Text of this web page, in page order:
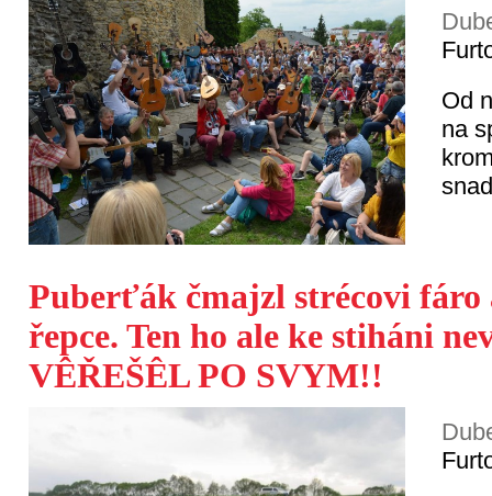
Od
na
Puberťák čmajzl strécovi fáro
řepce. Ten ho ale ke stiháni
VÊŘEŠÊL PO SVYM!!